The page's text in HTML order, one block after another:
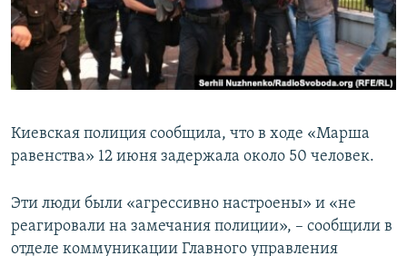
ПОБЕДИТЕЛЕЙ НЕ СУДЯТ?
КРЫМ.НЕПОКОРЕННЫЙ
ELIFBE
ПРИСОЕДИНЯЙТЕСЬ!
Все сайты RFE/RL
Киевская полиция сообщила, что в ходе «Марша
равенства» 12 июня задержала около 50 человек.
Эти люди были «агрессивно настроены» и «не
реагировали на замечания полиции», – сообщили в
отделе коммуникации Главного управления